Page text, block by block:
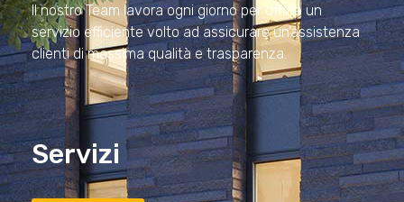
Il nostro Team lavora ogni giorno per offrire un
servizio efficiente volto ad assicurare un’assistenza
clienti di massima qualità e trasparenza.
Servizi